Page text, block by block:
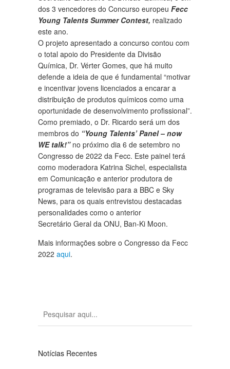
dos 3 vencedores do Concurso europeu Fecc
Young Talents Summer Contest, realizado
este ano.
O projeto apresentado a concurso contou com
o total apoio do Presidente da Divisão
Química, Dr. Vérter Gomes, que há muito
defende a ideia de que é fundamental “motivar
e incentivar jovens licenciados a encarar a
distribuição de produtos químicos como uma
oportunidade de desenvolvimento profissional”.
Como premiado, o Dr. Ricardo será um dos
membros do “Young Talents’ Panel – now
WE talk!” no próximo dia 6 de setembro no
Congresso de 2022 da Fecc. Este painel terá
como moderadora Katrina Sichel, especialista
em Comunicação e anterior produtora de
programas de televisão para a BBC e Sky
News, para os quais entrevistou destacadas
personalidades como o anterior
Secretário Geral da ONU, Ban-Ki Moon.
Mais informações sobre o Congresso da Fecc
2022 aqui.
Notícias Recentes